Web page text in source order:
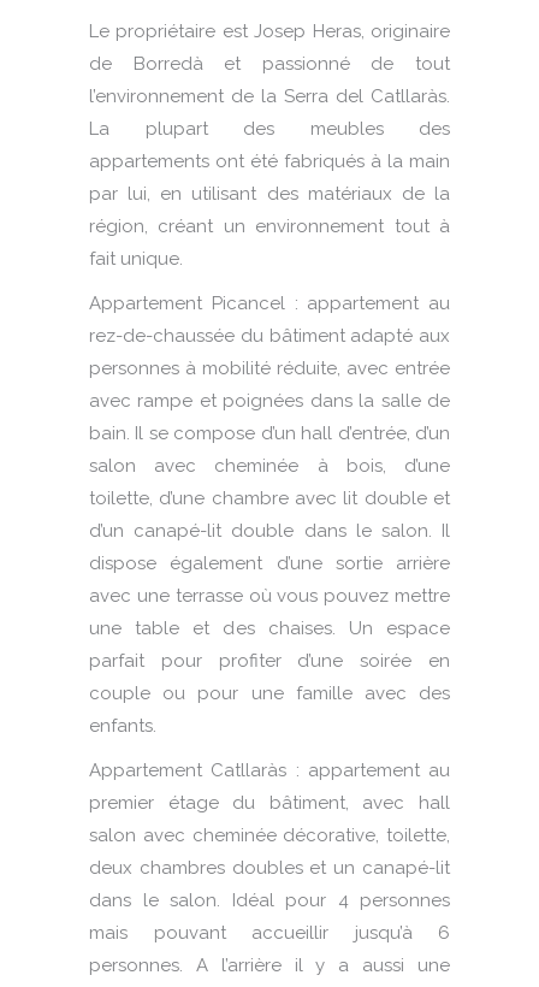
Le propriétaire est Josep Heras, originaire
de Borredà et passionné de tout
l’environnement de la Serra del Catllaràs.
La plupart des meubles des
appartements ont été fabriqués à la main
par lui, en utilisant des matériaux de la
région, créant un environnement tout à
fait unique.
Appartement Picancel : appartement au
rez-de-chaussée du bâtiment adapté aux
personnes à mobilité réduite, avec entrée
avec rampe et poignées dans la salle de
bain. Il se compose d’un hall d’entrée, d’un
salon avec cheminée à bois, d’une
toilette, d’une chambre avec lit double et
d’un canapé-lit double dans le salon. Il
dispose également d’une sortie arrière
avec une terrasse où vous pouvez mettre
une table et des chaises. Un espace
parfait pour profiter d’une soirée en
couple ou pour une famille avec des
enfants.
Appartement Catllaràs : appartement au
premier étage du bâtiment, avec hall
salon avec cheminée décorative, toilette,
deux chambres doubles et un canapé-lit
dans le salon. Idéal pour 4 personnes
mais pouvant accueillir jusqu’à 6
personnes. A l’arrière il y a aussi une